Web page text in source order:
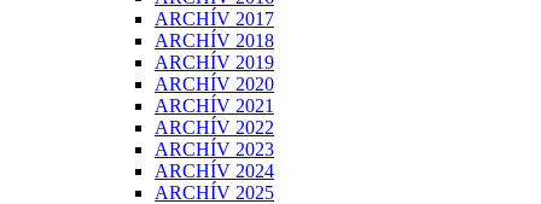
ARCHÍV 2017
ARCHÍV 2018
ARCHÍV 2019
ARCHÍV 2020
ARCHÍV 2021
ARCHÍV 2022
ARCHÍV 2023
ARCHÍV 2024
ARCHÍV 2025